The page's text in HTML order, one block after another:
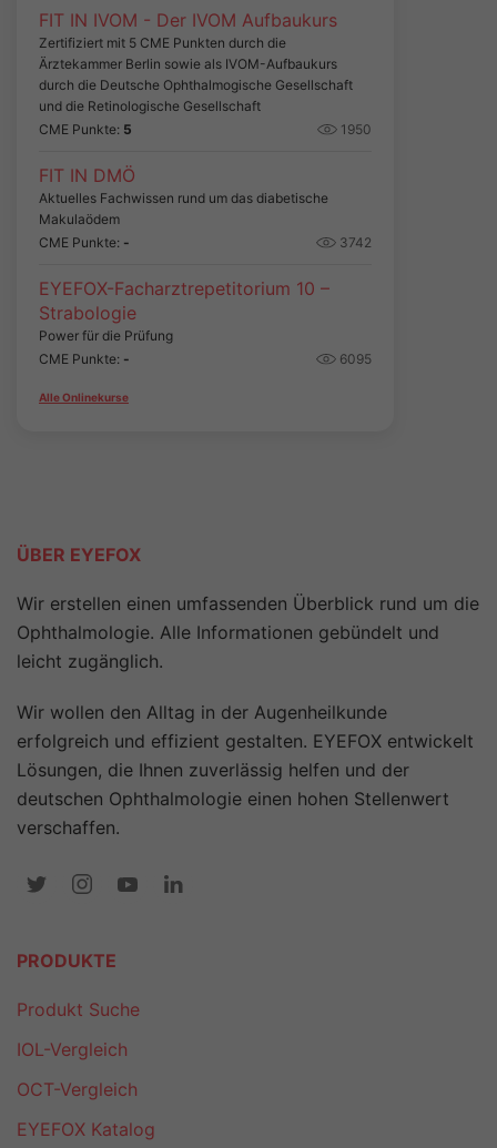
FIT IN IVOM - Der IVOM Aufbaukurs
Zertifiziert mit 5 CME Punkten durch die
Ärztekammer Berlin sowie als IVOM-Aufbaukurs
durch die Deutsche Ophthalmogische Gesellschaft
und die Retinologische Gesellschaft
CME Punkte: 5 1950
FIT IN DMÖ
Aktuelles Fachwissen rund um das diabetische
Makulaödem
CME Punkte: - 3742
EYEFOX-Facharztrepetitorium 10 –
Strabologie
Power für die Prüfung
CME Punkte: - 6095
Alle Onlinekurse
ÜBER EYEFOX
Wir erstellen einen umfassenden Überblick rund um die
Ophthalmologie. Alle Informationen gebündelt und
leicht zugänglich.
Wir wollen den Alltag in der Augenheilkunde
erfolgreich und effizient gestalten. EYEFOX entwickelt
Lösungen, die Ihnen zuverlässig helfen und der
deutschen Ophthalmologie einen hohen Stellenwert
verschaffen.
PRODUKTE
Produkt Suche
IOL-Vergleich
OCT-Vergleich
EYEFOX Katalog